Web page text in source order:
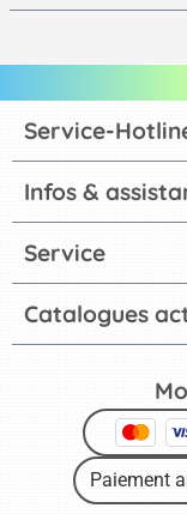
Catalogues
Service-
Infos &
Service
Paiement